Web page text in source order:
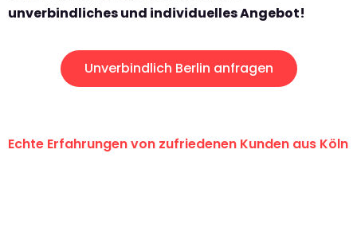
unverbindliches und individuelles Angebot!
Unverbindlich Berlin anfragen
Echte Erfahrungen von zufriedenen Kunden aus Köln